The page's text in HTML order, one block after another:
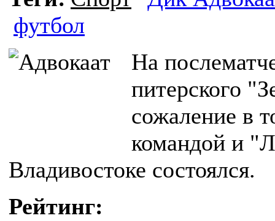
футбол
На
питерского
сожаление в
командой и
Владивостоке состоялся.
Рейтинг: